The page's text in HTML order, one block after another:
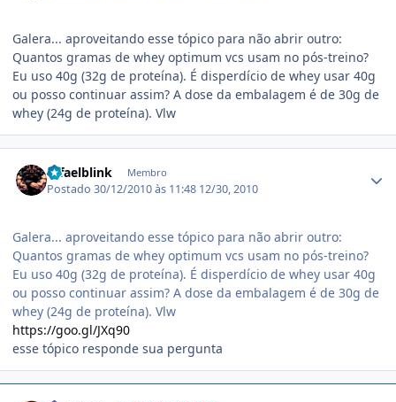
Galera... aproveitando esse tópico para não abrir outro:
Quantos gramas de whey optimum vcs usam no pós-treino?
Eu uso 40g (32g de proteína). É disperdício de whey usar 40g
ou posso continuar assim? A dose da embalagem é de 30g de
whey (24g de proteína). Vlw
rafaelblink Membro
Postado30/12/2010 às 11:48 12/30, 2010
Galera... aproveitando esse tópico para não abrir outro:
Quantos gramas de whey optimum vcs usam no pós-treino?
Eu uso 40g (32g de proteína). É disperdício de whey usar 40g
ou posso continuar assim? A dose da embalagem é de 30g de
whey (24g de proteína). Vlw
https://goo.gl/JXq90
esse tópico responde sua pergunta